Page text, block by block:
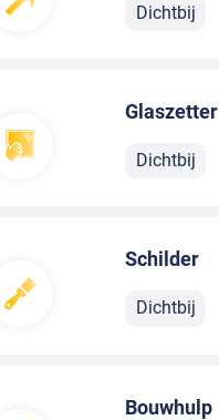
Dichtbij
Glaszetter
Dichtbij
Schilder
Dichtbij
Bouwhulp